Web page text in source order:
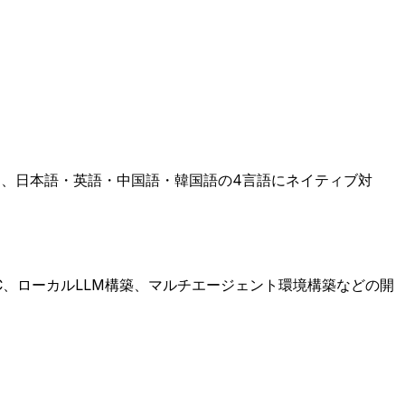
日本語・英語・中国語・韓国語の4言語にネイティブ対
ローカルLLM構築、マルチエージェント環境構築などの開